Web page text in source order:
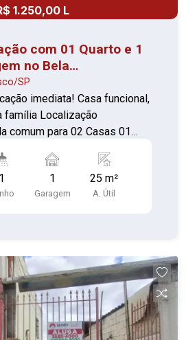
1.250,00 L
com 01 Quarto e 1
no Bela
SP
Casa funcional,
Banheiro Lavanderia;
padarias, farmácias,
público, facilitando
diferentes pontos da
1 1
Garagem
25 m²
A. Útil